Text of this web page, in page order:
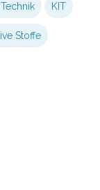
KIT
Stoffe